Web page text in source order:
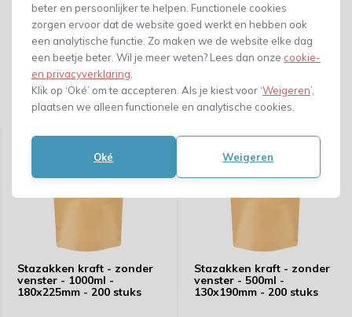
beter en persoonlijker te helpen. Functionele cookies
zorgen ervoor dat de website goed werkt en hebben ook
een analytische functie. Zo maken we de website elke dag
een beetje beter. Wil je meer weten? Lees dan onze cookie-
en privacyverklaring
Klik op ‘Oké’ om te accepteren. Als je kiest voor ‘Weigeren’,
plaatsen we alleen functionele en analytische cookies.
Oké Weigeren
Gerelateerde producten
Stazakken kraft - zonder
venster - 1000ml -
180x225mm - 200 stuks
Stazakken kraft - zonder
venster - 500ml -
130x190mm - 200 stuks